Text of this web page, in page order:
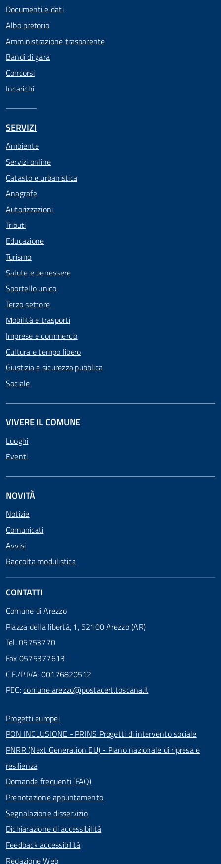
Documenti e dati
Albo pretorio
Amministrazione trasparente
Bandi di gara
Concorsi
Incarichi
SERVIZI
Ambiente
Servizi online
Catasto e urbanistica
Anagrafe
Autorizzazioni
Tributi
Educazione
Turismo
Salute e benessere
Sportello unico
Terzo settore
Mobilità e trasporti
Imprese e commercio
Cultura e tempo libero
Giustizia e sicurezza pubblica
Sociale
VIVERE IL COMUNE
Luoghi
Eventi
NOVITÀ
Notizie
Comunicati
Avvisi
Raccolta modulistica
CONTATTI
Comune di Arezzo
Piazza della libertà, 1, 52100 Arezzo (AR)
Tel. 05753770
Fax 0575377613
C.F./P.IVA: 00176820512
PEC:comune.arezzo@postacert.toscana.it
Progetti europei
PON INCLUSIONE - PRINS Progetti di intervento sociale
PNRR (Next Generation EU) - Piano nazionale di ripresa e
resilienza
Domande frequenti (FAQ)
Prenotazione appuntamento
Segnalazione disservizio
Dichiarazione di accessibilità
Feedback accessibilità
Redazione Web